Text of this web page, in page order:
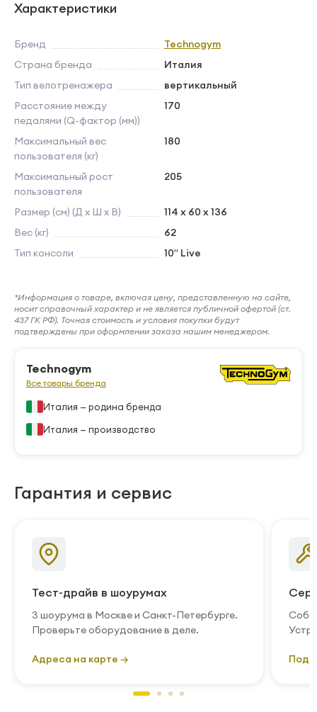
Характеристики
Бренд
Technogym
Страна бренда
Италия
Тип велотренажера
вертикальный
Расстояние между
педалями (Q-фактор (мм))
170
Максимальный вес
пользователя (кг)
180
Максимальный рост
пользователя
205
Размер (см) (Д х Ш х В)
114 х 60 х 136
Вес (кг)
62
Тип консоли
10′′ Live
*Информация о товаре, включая цену, представленную на сайте,
носит справочный характер и не является публичной офертой (ст.
437 ГК РФ). Точная стоимость и условия покупки будут
подтверждены при оформлении заказа нашим менеджером.
Technogym
Все товары бренда
Италия — родина бренда
Италия — производство
Гарантия и сервис
Тест-драйв в шоурумах
3 шоурума в Москве и Санкт-Петербурге.
Проверьте оборудование в деле.
Адреса на карте →